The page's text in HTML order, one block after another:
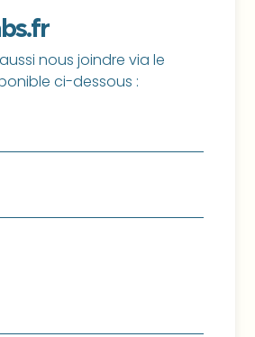
nous joindre via le
ci-dessous :